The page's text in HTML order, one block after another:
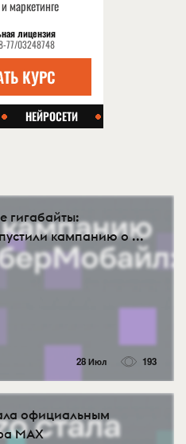
гигабайты:
кампанию о ...
28 Июл 193
официальным
MAX